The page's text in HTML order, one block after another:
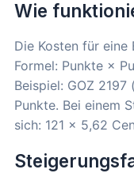
Wie
Die Kosten für eine
Formel: Punkte ×
Beispiel: GOZ
Punkte. Bei einem
sich: 121 × 5,62